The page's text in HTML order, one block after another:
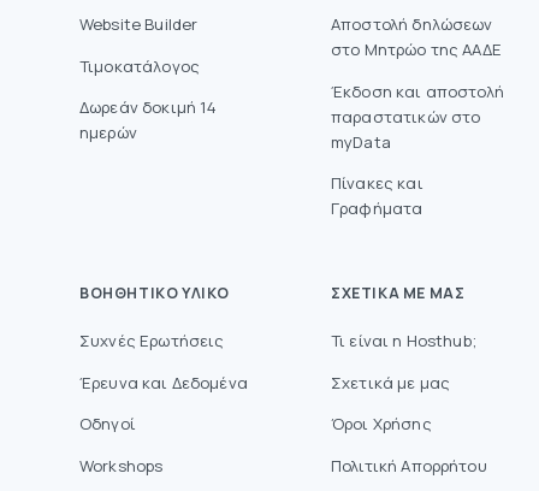
Website Builder
Τιμοκατάλογος
Δωρεάν δοκιμή 14
ημερών
Aποστολή δηλώσεων
στο Mητρώο της ΑΑΔΕ
Έκδοση και αποστολή
παραστατικών στο
myData
Πίνακες και
Γραφήματα
ΒΟΗΘΗΤΙΚΌ ΥΛΙΚΌ
Συχνές Ερωτήσεις
Έρευνα και Δεδομένα
Οδηγοί
Workshops
ΣΧΕΤΙΚΆ ΜΕ ΜΑΣ
Τι είναι η Hosthub;
Σχετικά με μας
Όροι Χρήσης
Πολιτική Απορρήτου